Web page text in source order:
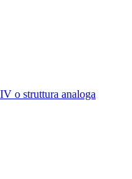
o struttura analoga